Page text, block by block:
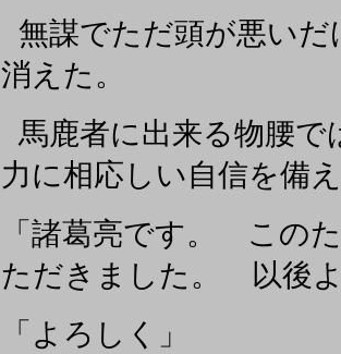
無謀でただ頭が悪い
消えた。
馬鹿者に出来る物腰
力に相応しい自信を備
「諸葛亮です。 この
ただきました。 以後
「よろしく」